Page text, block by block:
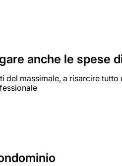
anche le spese
del massimale, a risarcire